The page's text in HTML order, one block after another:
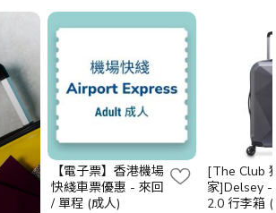
【電子票】香港機場
快綫車票優惠 - 來回
/ 單程 (成人)
[The Club
家]Delsey -
2.0 行李箱